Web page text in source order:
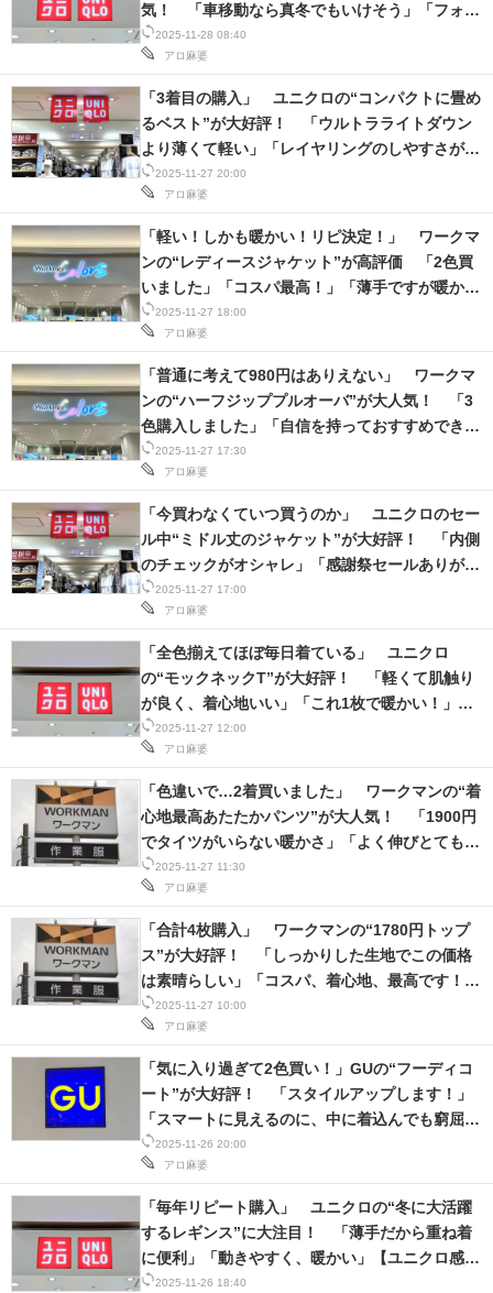
2025-11-28 08:40
アロ麻婆
気！ 「車移動なら真冬でもいけそう」「フォー
マルよりなカジュアルジャケット」
2025-11-27 20:00
アロ麻婆
「3着目の購入」 ユニクロの“コンパクトに畳め
るベスト”が大好評！ 「ウルトラライトダウン
より薄くて軽い」「レイヤリングのしやすさが個
人的にお気に入り」
2025-11-27 18:00
アロ麻婆
「軽い！しかも暖かい！リピ決定！」 ワークマ
ンの“レディースジャケット”が高評価 「2色買
いました」「コスパ最高！」「薄手ですが暖か
い」などの声
2025-11-27 17:30
アロ麻婆
「普通に考えて980円はありえない」 ワークマ
ンの“ハーフジッププルオーバ”が大人気！ 「3
色購入しました」「自信を持っておすすめできま
す」など絶賛の声
2025-11-27 17:00
アロ麻婆
「今買わなくていつ買うのか」 ユニクロのセー
ル中“ミドル丈のジャケット”が大好評！ 「内側
のチェックがオシャレ」「感謝祭セールありがと
う！」「全色、凄く良い色」【ユニクロ感謝祭は
本日まで！】
2025-11-27 12:00
アロ麻婆
「全色揃えてほぼ毎日着ている」 ユニクロ
の“モックネックT”が大好評！ 「軽くて肌触り
が良く、着心地いい」「これ1枚で暖かい！」
【ユニクロ感謝祭開催中】
2025-11-27 11:30
アロ麻婆
「色違いで…2着買いました」 ワークマンの“着
心地最高あたたかパンツ”が大人気！ 「1900円
でタイツがいらない暖かさ」「よく伸びとても動
きやすい」
2025-11-27 10:00
アロ麻婆
「合計4枚購入」 ワークマンの“1780円トップ
ス”が大好評！ 「しっかりした生地でこの価格
は素晴らしい」「コスパ、着心地、最高です！」
などの声
2025-11-26 20:00
アロ麻婆
「気に入り過ぎて2色買い！」GUの“フーディコ
ート”が大好評！ 「スタイルアップします！」
「スマートに見えるのに、中に着込んでも窮屈じ
ゃない」【ジーユー感謝祭実施中】
2025-11-26 18:40
「毎年リピート購入」 ユニクロの“冬に大活躍
するレギンス”に大注目！ 「薄手だから重ね着
に便利」「動きやすく、暖かい」【ユニクロ感謝
祭】